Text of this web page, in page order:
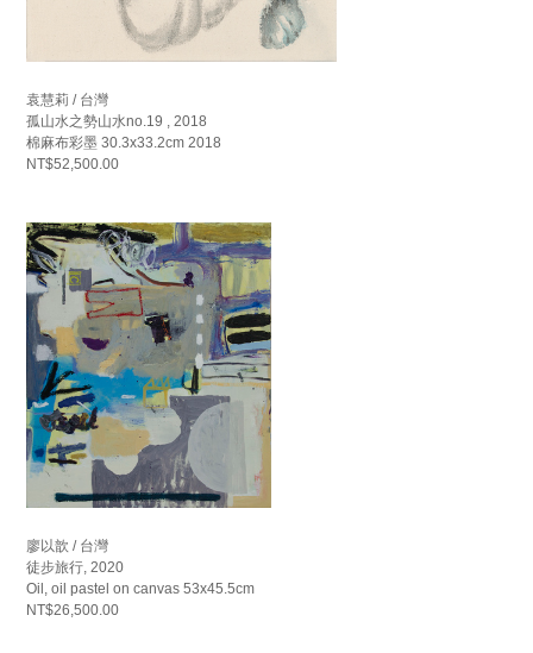
袁慧莉 / 台灣
孤山水之勢山水no.19 , 2018
棉麻布彩墨 30.3x33.2cm 2018
NT$52,500.00
廖以歆 / 台灣
徒步旅行, 2020
Oil, oil pastel on canvas 53x45.5cm
NT$26,500.00